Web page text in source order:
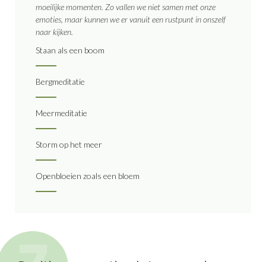
moeilijke momenten. Zo vallen we niet samen met onze
emoties, maar kunnen we er vanuit een rustpunt in onszelf
naar kijken.
Staan als een boom
Bergmeditatie
Meermeditatie
Storm op het meer
Openbloeien zoals een bloem